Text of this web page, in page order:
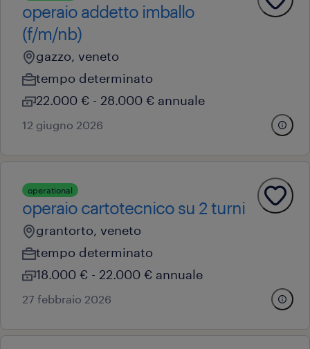
operaio addetto imballo
(f/m/nb)
gazzo, veneto
tempo determinato
22.000 € - 28.000 € annuale
12 giugno 2026
operational
operaio cartotecnico su 2 turni
grantorto, veneto
tempo determinato
18.000 € - 22.000 € annuale
27 febbraio 2026